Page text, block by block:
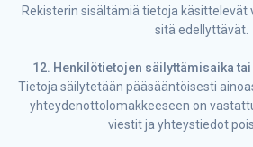
Rekisterin sisältämiä tietoja käsittelevät
sitä edellyttävät.
12. Henkilötietojen säilyttämisaika
Tietoja säilytetään pääsääntöisesti
yhteydenottolomakkeeseen on
viestit ja yhteystiedot